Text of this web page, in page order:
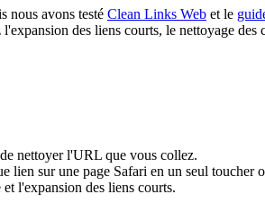
nous avons testé Clean Links Web et le
des liens courts, le nettoyage des
nettoyer l'URL que vous collez.
lien sur une page Safari en un seul toucher
l'expansion des liens courts.